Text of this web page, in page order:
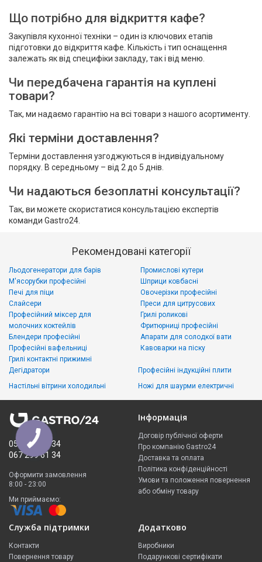
Що потрібно для відкриття кафе?
Закупівля кухонної техніки – один із ключових етапів
підготовки до відкриття кафе. Кількість і тип оснащення
залежать як від специфіки закладу, так і від меню.
Чи передбачена гарантія на куплені
товари?
Так, ми надаємо гарантію на всі товари з нашого асортименту.
Які терміни доставлення?
Терміни доставлення узгоджуються в індивідуальному
порядку. В середньому – від 2 до 5 днів.
Чи надаються безоплатні консультації?
Так, ви можете скористатися консультацією експертів
команди Gastro24.
Рекомендовані категорії
Льодогенератори для барів
М'ясорубки професійні
Печі для піци
Слайсери
Промислові кутери
Шприци ковбасні
Овочерізки професійні
Преси для цитрусових
Професійний міксер для
молочних коктейлів
Блендери професійні
Професійні вафельниці
Грилі контактні прижимні
Грилі роликові
Фритюрниці професійні
Апарати для солодкої вати
Кавоварки на піску
Дегідратори
Настільні вітрини холодильні
Професійні індукційні плити
Ножі для шаурми електричні
050 335 61 34
067 299 61 34
Оформити замовлення
8:00 - 23:00
Ми приймаємо:
Інформація
Договір публічної оферти
Про компанію Gastro24
Доставка та оплата
Політика конфіденційності
Умови та положення повернення
або обміну товару
Служба підтримки
Контакти
Повернення товару
Додатково
Виробники
Подарункові сертифікати